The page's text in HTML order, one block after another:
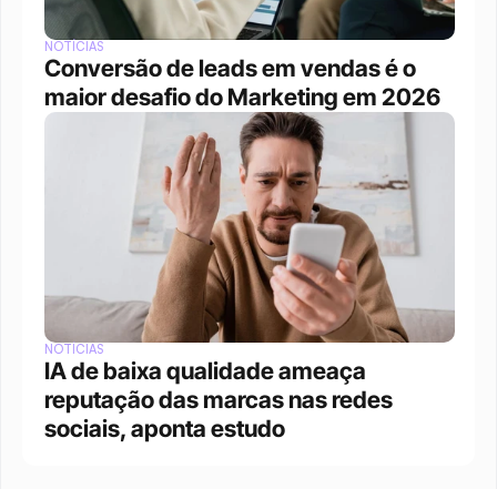
NOTÍCIAS
Conversão de leads em vendas é o
maior desafio do Marketing em 2026
NOTÍCIAS
IA de baixa qualidade ameaça
reputação das marcas nas redes
sociais, aponta estudo